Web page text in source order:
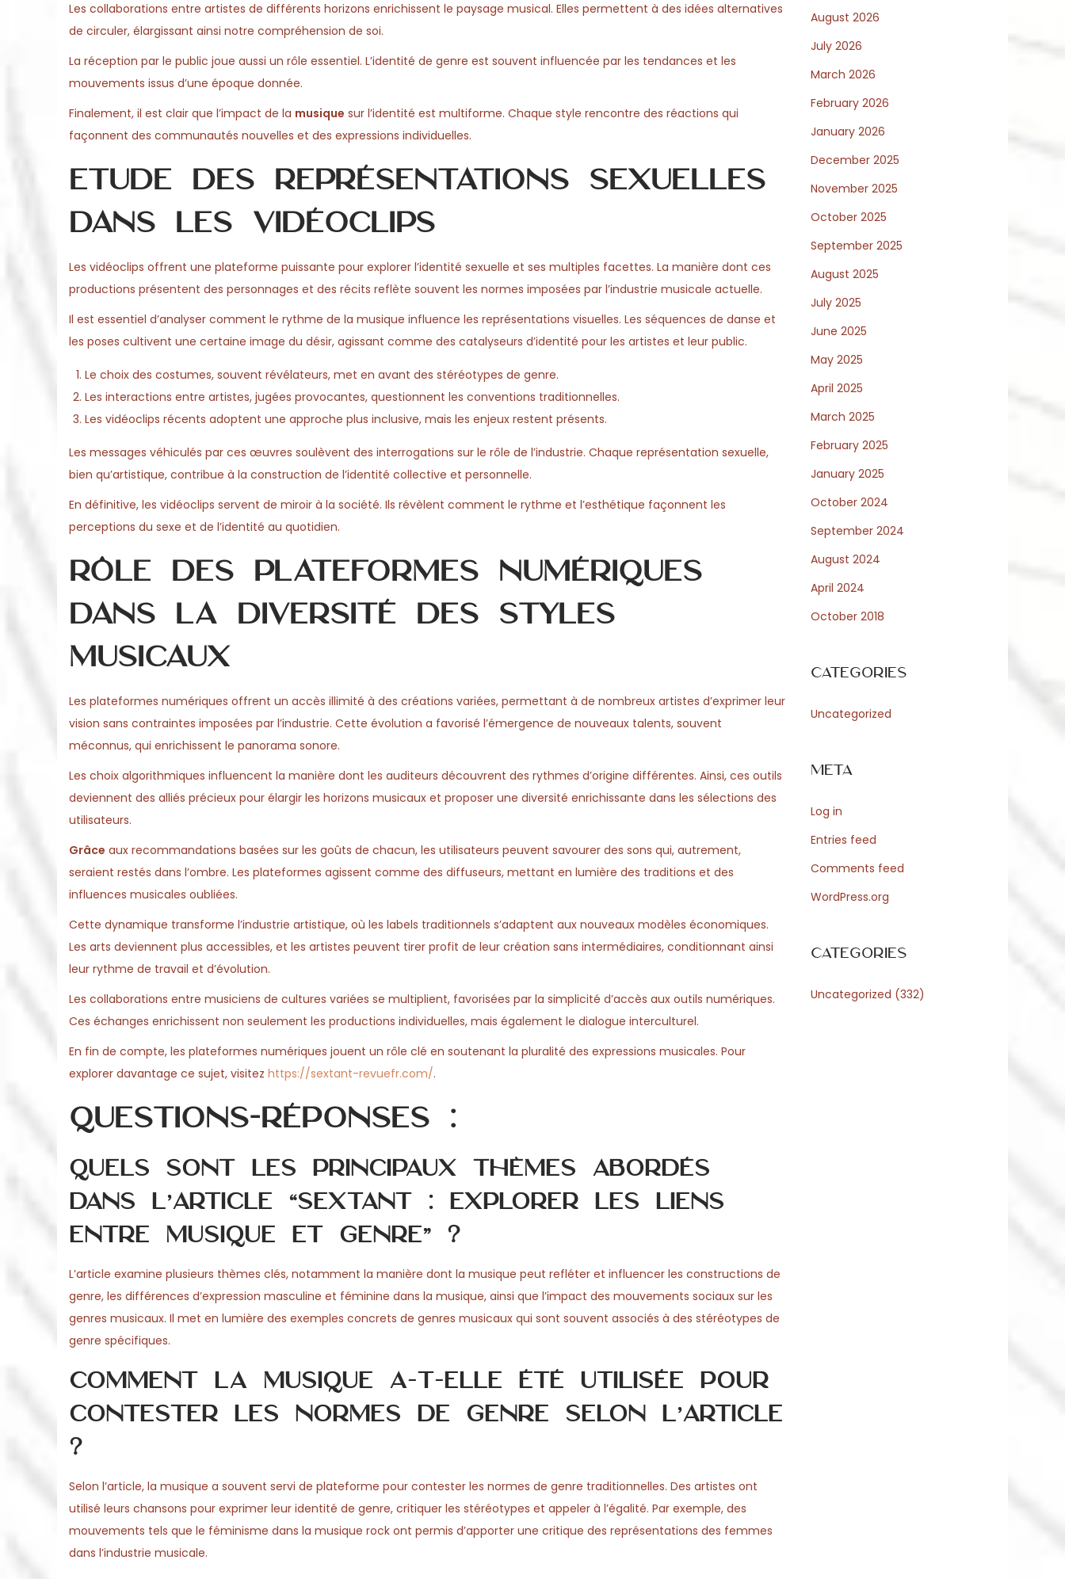
Les collaborations entre artistes de différents horizons enrichissent le paysage musical. Elles permettent à des idées alternatives
de circuler, élargissant ainsi notre compréhension de soi.
La réception par le public joue aussi un rôle essentiel. L’identité de genre est souvent influencée par les tendances et les
mouvements issus d’une époque donnée.
Finalement, il est clair que l’impact de la musique sur l’identité est multiforme. Chaque style rencontre des réactions qui
façonnent des communautés nouvelles et des expressions individuelles.
Étude des représentations sexuelles
dans les vidéoclips
Les vidéoclips offrent une plateforme puissante pour explorer l’identité sexuelle et ses multiples facettes. La manière dont ces
productions présentent des personnages et des récits reflète souvent les normes imposées par l’industrie musicale actuelle.
Il est essentiel d’analyser comment le rythme de la musique influence les représentations visuelles. Les séquences de danse et
les poses cultivent une certaine image du désir, agissant comme des catalyseurs d’identité pour les artistes et leur public.
Le choix des costumes, souvent révélateurs, met en avant des stéréotypes de genre.
Les interactions entre artistes, jugées provocantes, questionnent les conventions traditionnelles.
Les vidéoclips récents adoptent une approche plus inclusive, mais les enjeux restent présents.
Les messages véhiculés par ces œuvres soulèvent des interrogations sur le rôle de l’industrie. Chaque représentation sexuelle,
bien qu’artistique, contribue à la construction de l’identité collective et personnelle.
En définitive, les vidéoclips servent de miroir à la société. Ils révèlent comment le rythme et l’esthétique façonnent les
perceptions du sexe et de l’identité au quotidien.
Rôle des plateformes numériques
dans la diversité des styles
musicaux
Les plateformes numériques offrent un accès illimité à des créations variées, permettant à de nombreux artistes d’exprimer leur
vision sans contraintes imposées par l’industrie. Cette évolution a favorisé l’émergence de nouveaux talents, souvent
méconnus, qui enrichissent le panorama sonore.
Les choix algorithmiques influencent la manière dont les auditeurs découvrent des rythmes d’origine différentes. Ainsi, ces outils
deviennent des alliés précieux pour élargir les horizons musicaux et proposer une diversité enrichissante dans les sélections des
utilisateurs.
Grâce aux recommandations basées sur les goûts de chacun, les utilisateurs peuvent savourer des sons qui, autrement,
seraient restés dans l’ombre. Les plateformes agissent comme des diffuseurs, mettant en lumière des traditions et des
influences musicales oubliées.
Cette dynamique transforme l’industrie artistique, où les labels traditionnels s’adaptent aux nouveaux modèles économiques.
Les arts deviennent plus accessibles, et les artistes peuvent tirer profit de leur création sans intermédiaires, conditionnant ainsi
leur rythme de travail et d’évolution.
Les collaborations entre musiciens de cultures variées se multiplient, favorisées par la simplicité d’accès aux outils numériques.
Ces échanges enrichissent non seulement les productions individuelles, mais également le dialogue interculturel.
En fin de compte, les plateformes numériques jouent un rôle clé en soutenant la pluralité des expressions musicales. Pour
explorer davantage ce sujet, visitez https://sextant-revuefr.com/.
Questions-réponses :
Quels sont les principaux thèmes abordés
dans l’article “Sextant : explorer les liens
entre musique et genre” ?
L’article examine plusieurs thèmes clés, notamment la manière dont la musique peut refléter et influencer les constructions de
genre, les différences d’expression masculine et féminine dans la musique, ainsi que l’impact des mouvements sociaux sur les
genres musicaux. Il met en lumière des exemples concrets de genres musicaux qui sont souvent associés à des stéréotypes de
genre spécifiques.
Comment la musique a-t-elle été utilisée pour
contester les normes de genre selon l’article
?
Selon l’article, la musique a souvent servi de plateforme pour contester les normes de genre traditionnelles. Des artistes ont
utilisé leurs chansons pour exprimer leur identité de genre, critiquer les stéréotypes et appeler à l’égalité. Par exemple, des
mouvements tels que le féminisme dans la musique rock ont permis d’apporter une critique des représentations des femmes
dans l’industrie musicale.
August 2026
July 2026
March 2026
February 2026
January 2026
December 2025
November 2025
October 2025
September 2025
August 2025
July 2025
June 2025
May 2025
April 2025
March 2025
February 2025
January 2025
October 2024
September 2024
August 2024
April 2024
October 2018
Categories
Uncategorized
Meta
Log in
Entries feed
Comments feed
WordPress.org
Categories
Uncategorized (332)